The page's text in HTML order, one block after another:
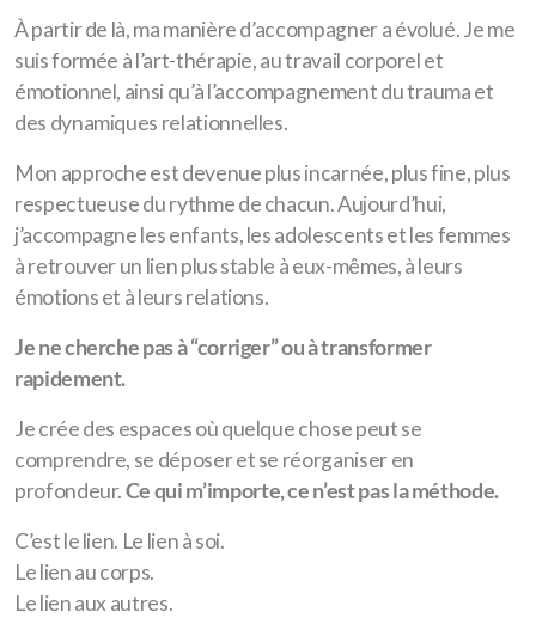
À partir de là, ma manière d’accompagner a évolué. Je me
suis formée à l’art-thérapie, au travail corporel et
émotionnel, ainsi qu’à l’accompagnement du trauma et
des dynamiques relationnelles.
Mon approche est devenue plus incarnée, plus fine, plus
respectueuse du rythme de chacun. Aujourd’hui,
j’accompagne les enfants, les adolescents et les femmes
à retrouver un lien plus stable à eux-mêmes, à leurs
émotions et à leurs relations.
Je ne cherche pas à “corriger” ou à transformer
rapidement.
Je crée des espaces où quelque chose peut se
comprendre, se déposer et se réorganiser en
profondeur.Ce qui m’importe, ce n’est pas la méthode.
C’est le lien. Le lien à soi.
Le lien au corps.
Le lien aux autres.